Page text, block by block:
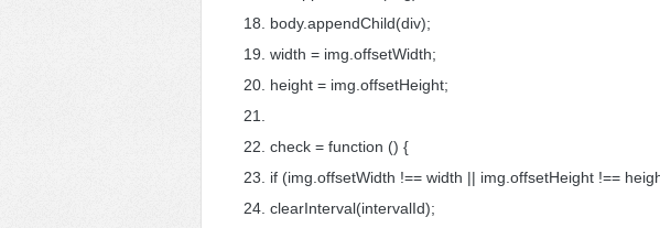
body.appendChild(div);
width = img.offsetWidth;
height = img.offsetHeight;
check = function () {
if (img.offsetWidth !== width || img.offsetHeight !==
clearInterval(intervalId);